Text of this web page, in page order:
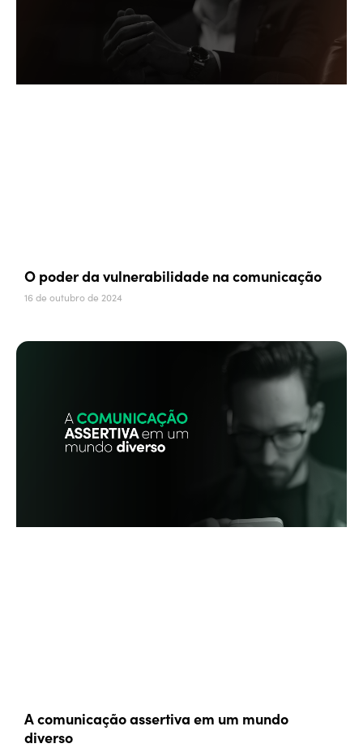
O poder da vulnerabilidade na comunicação
16 de outubro de 2024
A comunicação assertiva em um mundo
diverso